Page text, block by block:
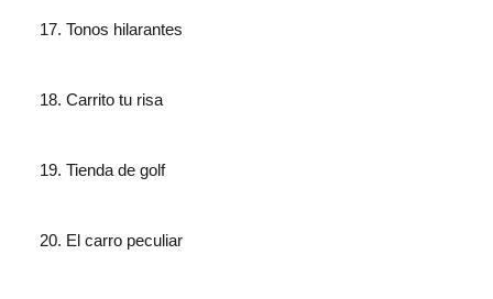
Tonos hilarantes
Carrito tu risa
Tienda de golf
El carro peculiar